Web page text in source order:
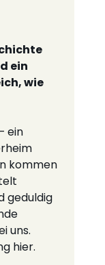
ein
wie
ein
kommen
geduldig
uns.
hier.